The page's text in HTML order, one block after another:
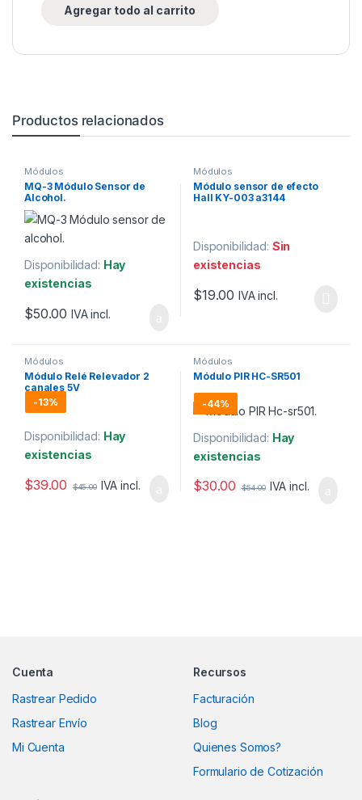
Agregar todo al carrito
Productos relacionados
Módulos
MQ-3 Módulo Sensor de
Alcohol.
Disponibilidad: Hay
existencias
$50.00 IVA incl.
Módulos
Módulo sensor de efecto
Hall KY-003 a3144
Disponibilidad: Sin
existencias
$19.00 IVA incl.
Módulos
Módulo Relé Relevador 2
canales 5V
-13%
Disponibilidad: Hay
existencias
$39.00 $45.00 IVA incl.
Módulos
Módulo PIR HC-SR501
-44%
Disponibilidad: Hay
existencias
$30.00 $54.00 IVA incl.
Cuenta
Rastrear Pedido
Rastrear Envío
Mi Cuenta
Recursos
Facturación
Blog
Quienes Somos?
Formulario de Cotización